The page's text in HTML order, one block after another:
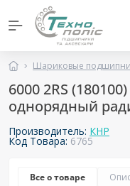
Шариковые
6000 2RS
однорядный
Производитель: КНР
Код Товара: 6765
Все о товаре